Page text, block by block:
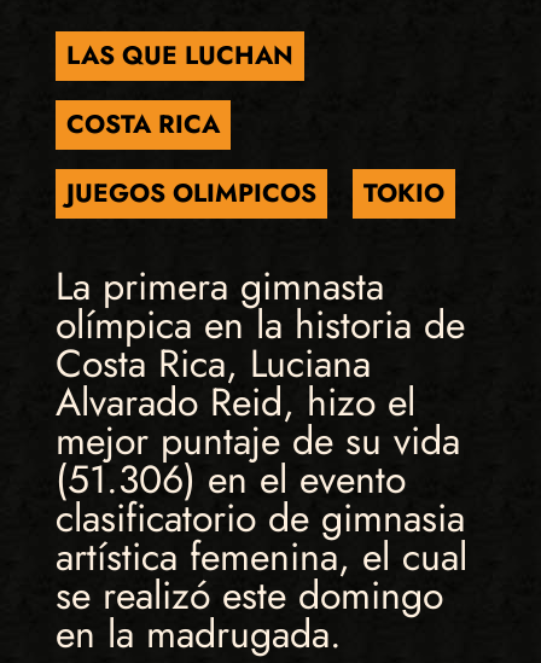
LAS QUE LUCHAN
COSTA RICA
JUEGOS OLIMPICOS
TOKIO
La primera gimnasta
olímpica en la historia de
Costa Rica, Luciana
Alvarado Reid, hizo el
mejor puntaje de su vida
(51.306) en el evento
clasificatorio de gimnasia
artística femenina, el cual
se realizó este domingo
en la madrugada.